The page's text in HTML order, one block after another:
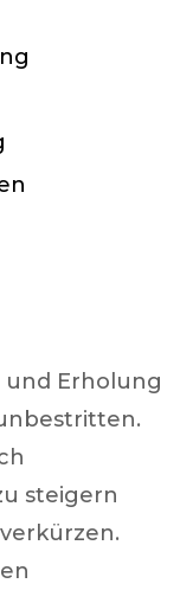
und Erholung
steigern